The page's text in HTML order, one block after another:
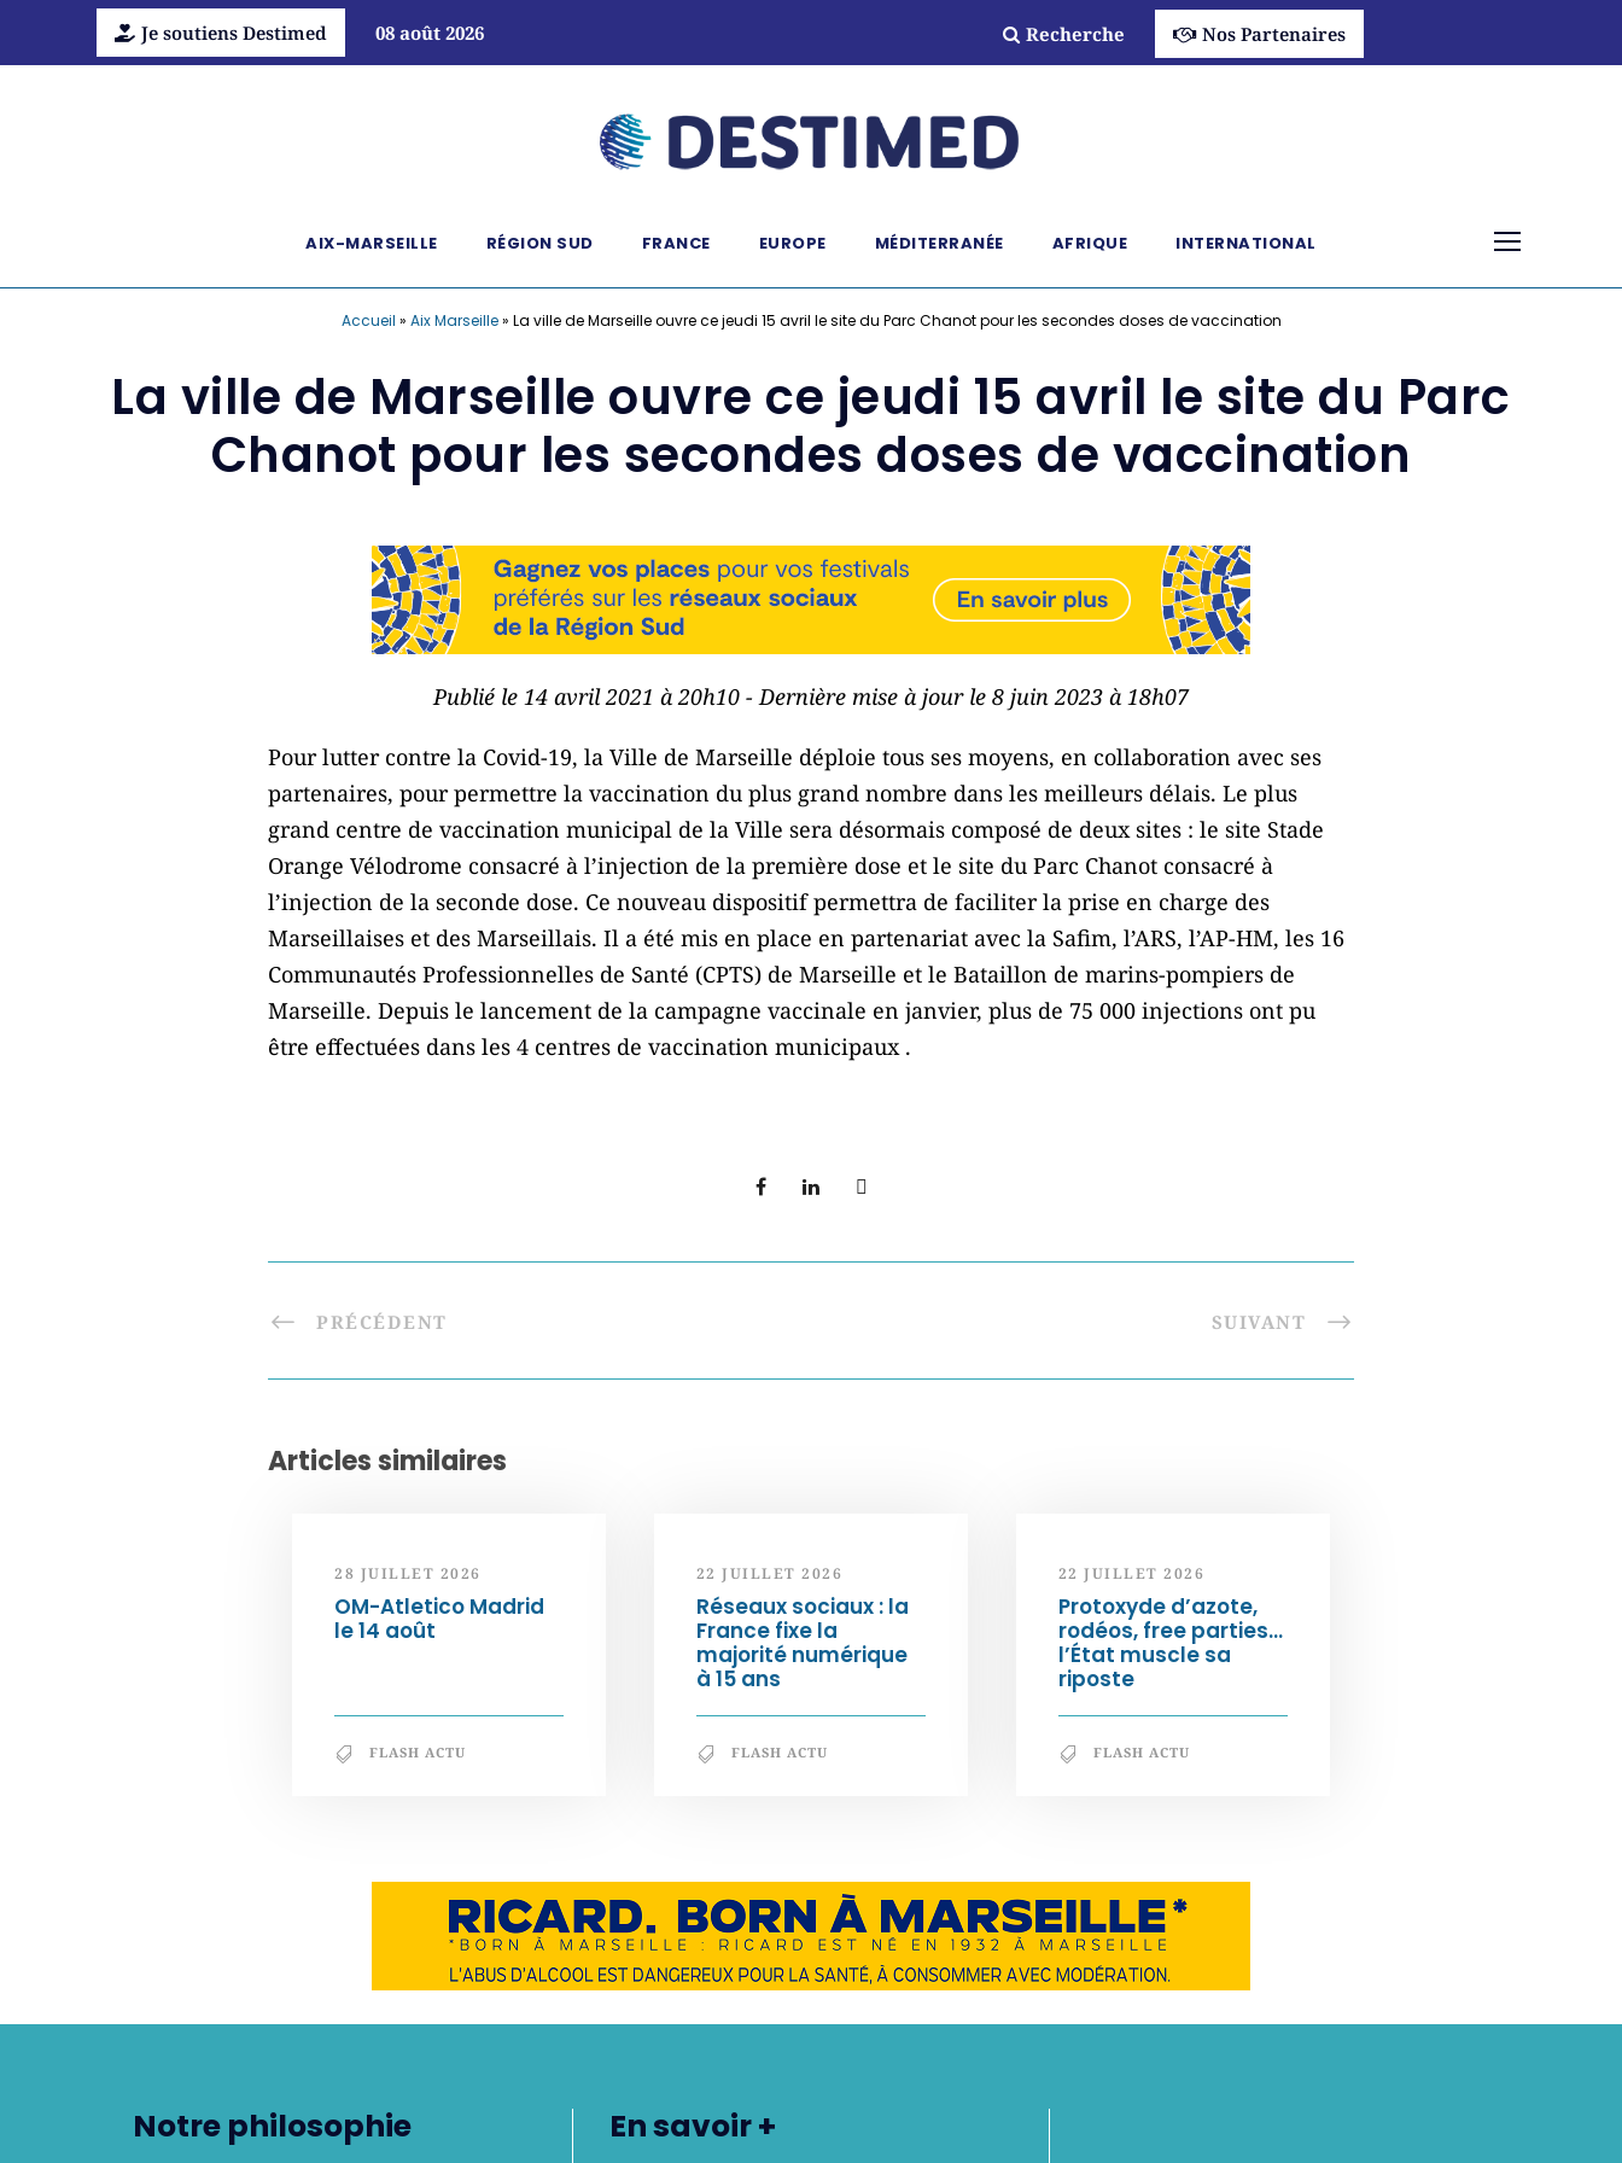
Je soutiens Destimed 08 août 2026 Recherche Nos Partenaires
AIX-MARSEILLE RÉGION SUD FRANCE EUROPE MÉDITERRANÉE AFRIQUE INTERNATIONAL
Accueil » Aix Marseille» La ville de Marseille ouvre ce jeudi 15 avril le site du Parc Chanot pour les secondes doses de vaccination
La ville de Marseille ouvre ce jeudi 15 avril le site du Parc
Chanot pour les secondes doses de vaccination
Publié le 14 avril 2021 à 20h10 - Dernière mise à jour le 8 juin 2023 à 18h07
Pour lutter contre la Covid-19, la Ville de Marseille déploie tous ses moyens, en collaboration avec ses
partenaires, pour permettre la vaccination du plus grand nombre dans les meilleurs délais. Le plus
grand centre de vaccination municipal de la Ville sera désormais composé de deux sites : le site Stade
Orange Vélodrome consacré à l’injection de la première dose et le site du Parc Chanot consacré à
l’injection de la seconde dose. Ce nouveau dispositif permettra de faciliter la prise en charge des
Marseillaises et des Marseillais. Il a été mis en place en partenariat avec la Safim, l’ARS, l’AP-HM, les 16
Communautés Professionnelles de Santé (CPTS) de Marseille et le Bataillon de marins-pompiers de
Marseille. Depuis le lancement de la campagne vaccinale en janvier, plus de 75 000 injections ont pu
être effectuées dans les 4 centres de vaccination municipaux .
PRÉCÉDENT SUIVANT
Articles similaires
28 JUILLET 2026
OM-Atletico Madrid
le 14 août
FLASH ACTU
22 JUILLET 2026
Réseaux sociaux : la
France fixe la
majorité numérique
à 15 ans
FLASH ACTU
22 JUILLET 2026
Protoxyde d’azote,
rodéos, free parties…
l’État muscle sa
riposte
FLASH ACTU
Notre philosophie En savoir +